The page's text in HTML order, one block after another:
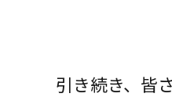
引き続き、皆